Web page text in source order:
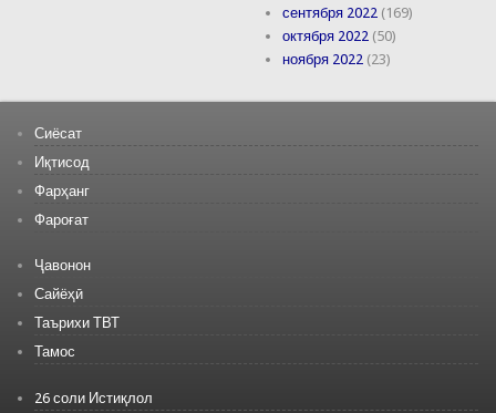
сентября 2022 (169)
октября 2022 (50)
ноября 2022 (23)
Сиёсат
Иқтисод
Фарҳанг
Фароғат
Ҷавонон
Сайёҳӣ
Таърихи ТВТ
Тамос
26 соли Истиқлол